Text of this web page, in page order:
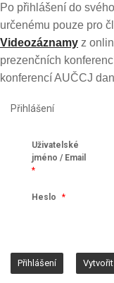
Po přihlášení do
určenému pouze pro
Videozáznamy z
prezenčních
konferencí AUČCJ
Přihlášení
Uživatelské
jméno / Email
*
Heslo *